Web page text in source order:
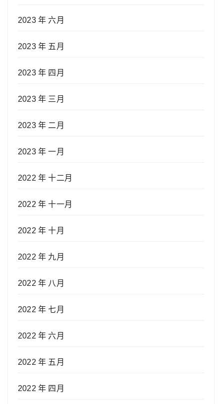
2023 年 六月
2023 年 五月
2023 年 四月
2023 年 三月
2023 年 二月
2023 年 一月
2022 年 十二月
2022 年 十一月
2022 年 十月
2022 年 九月
2022 年 八月
2022 年 七月
2022 年 六月
2022 年 五月
2022 年 四月